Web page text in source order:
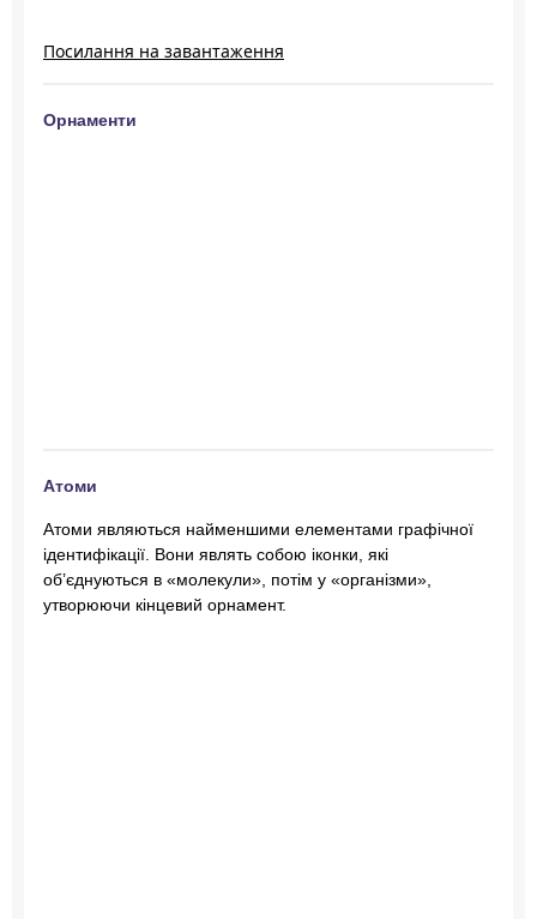
Посилання на завантаження
Орнаменти
Атоми
Атоми являються найменшими елементами графічної
ідентифікації. Вони являть собою іконки, які
об’єднуються в «молекули», потім у «організми»,
утворюючи кінцевий орнамент.